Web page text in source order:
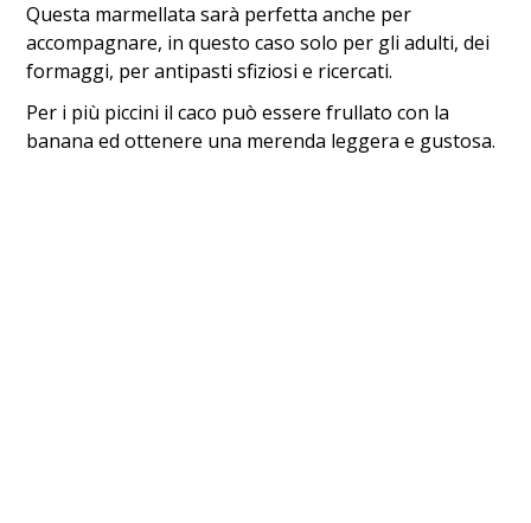
Questa marmellata sarà perfetta anche per
accompagnare, in questo caso solo per gli adulti, dei
formaggi, per antipasti sfiziosi e ricercati.
Per i più piccini il caco può essere frullato con la
banana ed ottenere una merenda leggera e gustosa.